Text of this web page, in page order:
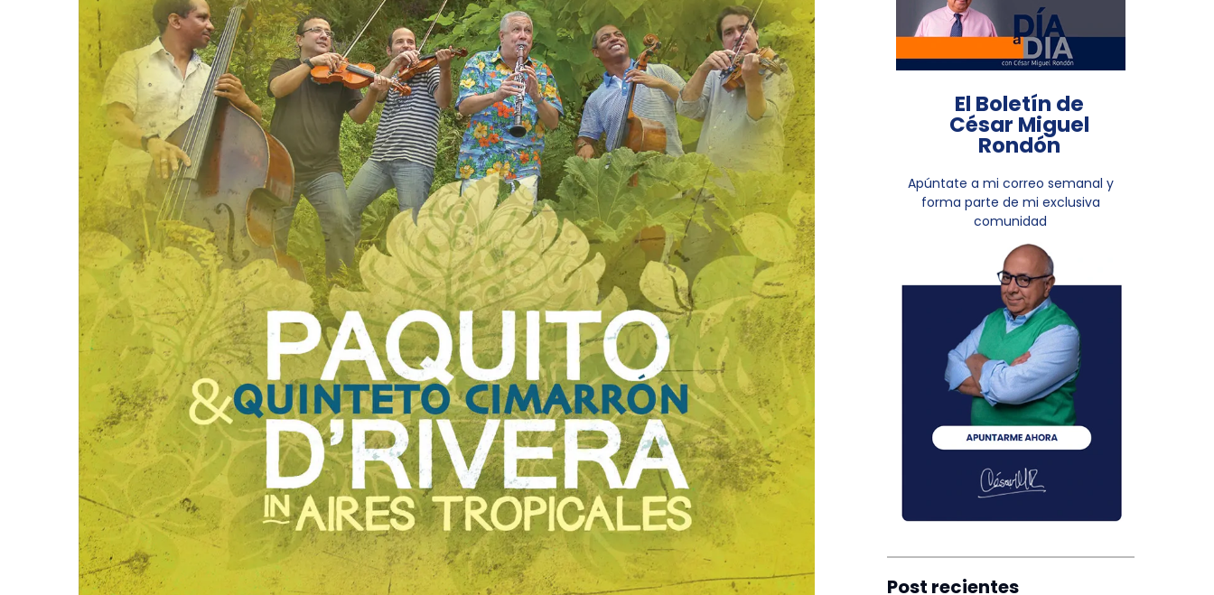
El Boletín de
César Miguel
Rondón
Apúntate a mi correo semanal y
forma parte de mi exclusiva
comunidad
Post recientes